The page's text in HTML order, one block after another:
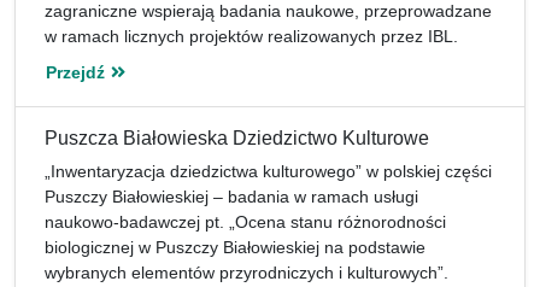
zagraniczne wspierają badania naukowe, przeprowadzane
w ramach licznych projektów realizowanych przez IBL.
Przejdź
Puszcza Białowieska Dziedzictwo Kulturowe
„Inwentaryzacja dziedzictwa kulturowego” w polskiej części
Puszczy Białowieskiej – badania w ramach usługi
naukowo-badawczej pt. „Ocena stanu różnorodności
biologicznej w Puszczy Białowieskiej na podstawie
wybranych elementów przyrodniczych i kulturowych”.